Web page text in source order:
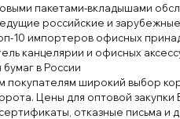
пакетами‑вкладышами
российские и
‑10 импортеров офисных
канцелярии и офисных
бумаг в России
покупателям широкий выбор
. Цены для оптовой закупки
отказные письма и